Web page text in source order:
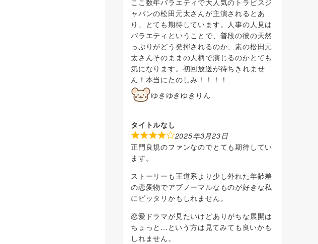
ャパンの松田元太さんが主演されるとあ
り、とても期待しています。人事の人見は
バラエティということで、普段の彼の天然
っぷりがどう発揮されるのか、素の松田元
太さんそのままの人柄で演じるのかとても
気になります。初回放送が待ちきれませ
ん！本当にたのしみ！！！！
ゆきゆきゆきりん
タイトルなし
2025年3月23日
正門良規のファンなのでとても期待してい
ます。
ストーリーも王道系より少し外れた年齢差
の恋愛物でアブノーマルなものが好きな私
にピッタリかもしれません。
恋愛ドラマが見たいけどありがちな展開は
ちょっと...という方は見てみても良いかも
しれません。